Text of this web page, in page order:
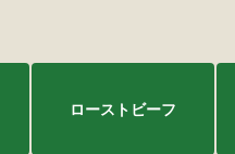
ローストビーフ